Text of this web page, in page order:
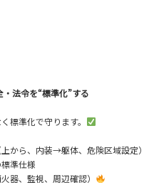
法令を“標準化”する
標準化で守ります。
から、内装→躯体、危険区域設定）
準仕様
器、監視、周辺確認）